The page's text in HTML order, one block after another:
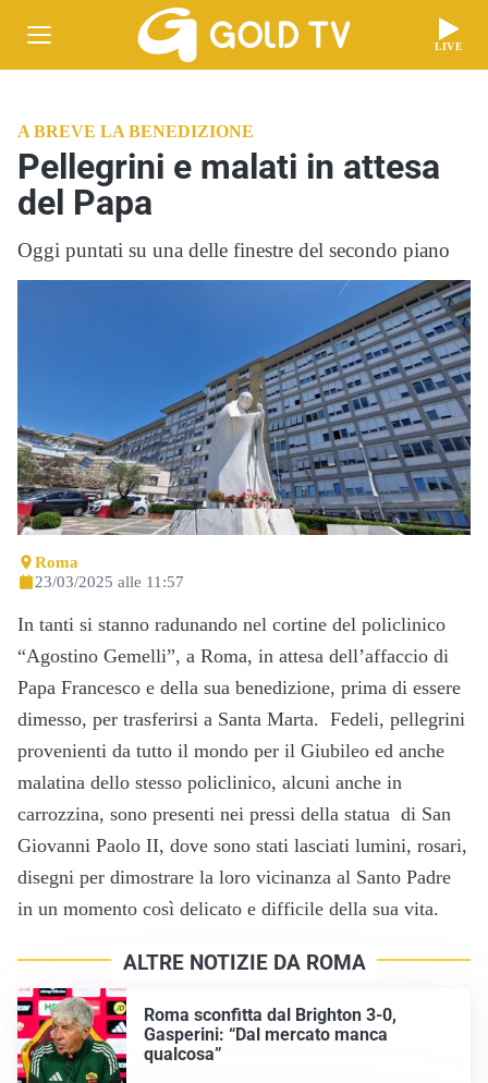
LIVE
A BREVE LA BENEDIZIONE
Pellegrini e malati in attesa
del Papa
Oggi puntati su una delle finestre del secondo piano
Roma
23/03/2025 alle 11:57
In tanti si stanno radunando nel cortine del policlinico
“Agostino Gemelli”, a Roma, in attesa dell’affaccio di
Papa Francesco e della sua benedizione, prima di essere
dimesso, per trasferirsi a Santa Marta. Fedeli, pellegrini
provenienti da tutto il mondo per il Giubileo ed anche
malatina dello stesso policlinico, alcuni anche in
carrozzina, sono presenti nei pressi della statua di San
Giovanni Paolo II, dove sono stati lasciati lumini, rosari,
disegni per dimostrare la loro vicinanza al Santo Padre
in un momento così delicato e difficile della sua vita.
ALTRE NOTIZIE DA ROMA
Roma sconfitta dal Brighton 3-0,
Gasperini: “Dal mercato manca
qualcosa”